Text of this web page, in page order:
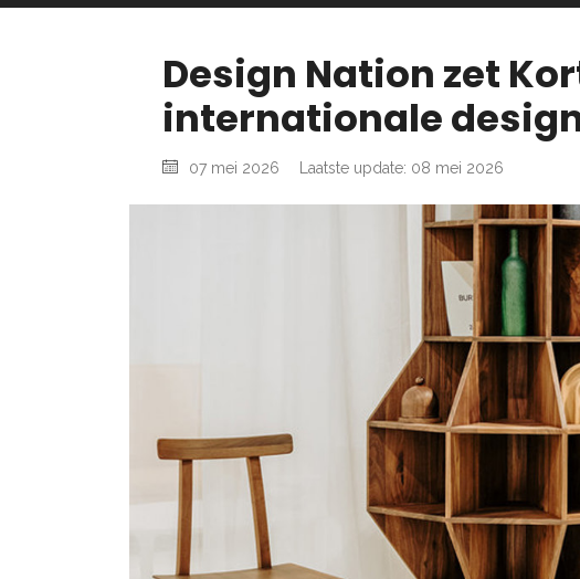
Design Nation zet
internationale
07 mei 2026 Laatste update: 08 mei 2026